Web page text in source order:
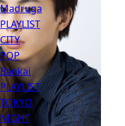
Madruga
PLAYLIST
CITY
POP
Bankai
PLAYLIST
TOKYO
NIGHT